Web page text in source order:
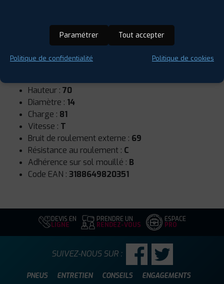
Saison :
Hiver
Hauteur : 70
Diamètre : 14
Charge : 81
Vitesse : T
Bruit de roulement externe : 69
Résistance au roulement : C
Adhérence sur sol mouillé : B
Code EAN : 3188649820351
DEVIS EN
LIGNE
PRENDRE UN
RENDEZ-VOUS
ESPACE
PRO
PNEUS ENTRETIEN CONSEILS ENGAGEMENTS
SUIVEZ-NOUS SUR :
Paramétrer Tout accepter
Politique de confidentialité Politique de cookies